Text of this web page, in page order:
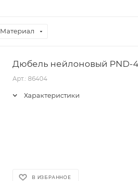
Материал
Арт.: 86404
Характеристики
В ИЗБРАННОЕ